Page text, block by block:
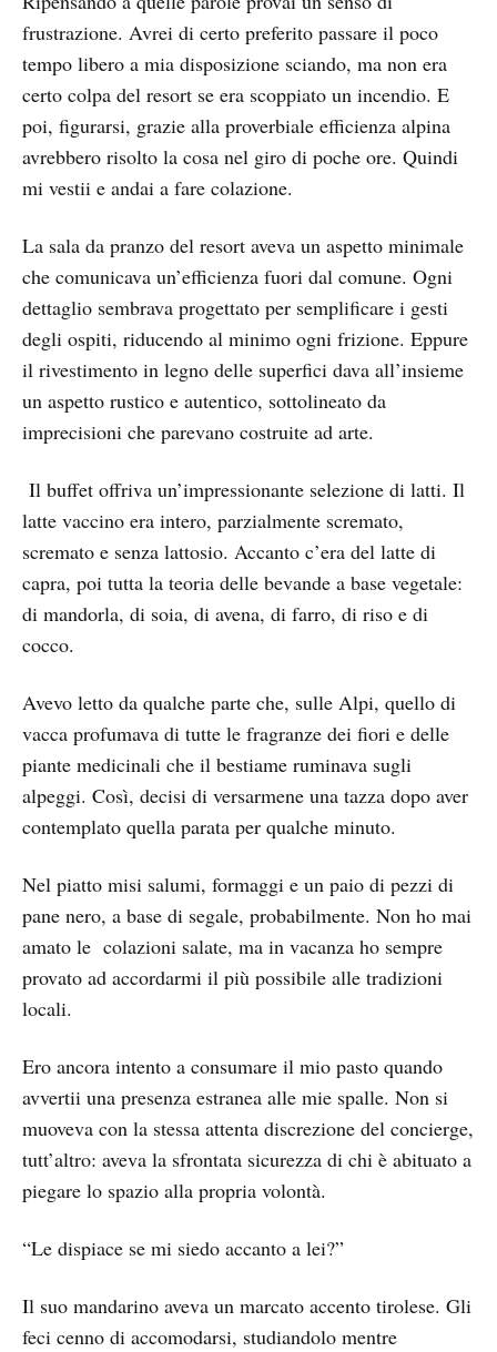
frustrazione. Avrei di certo preferito passare il poco
tempo libero a mia disposizione sciando, ma non era
certo colpa del resort se era scoppiato un incendio. E
poi, figurarsi, grazie alla proverbiale efficienza alpina
avrebbero risolto la cosa nel giro di poche ore. Quindi
mi vestii e andai a fare colazione.
La sala da pranzo del resort aveva un aspetto minimale
che comunicava un’efficienza fuori dal comune. Ogni
dettaglio sembrava progettato per semplificare i gesti
degli ospiti, riducendo al minimo ogni frizione. Eppure
il rivestimento in legno delle superfici dava all’insieme
un aspetto rustico e autentico, sottolineato da
imprecisioni che parevano costruite ad arte.
Il buffet offriva un’impressionante selezione di latti. Il
latte vaccino era intero, parzialmente scremato,
scremato e senza lattosio. Accanto c’era del latte di
capra, poi tutta la teoria delle bevande a base vegetale:
di mandorla, di soia, di avena, di farro, di riso e di
cocco.
Avevo letto da qualche parte che, sulle Alpi, quello di
vacca profumava di tutte le fragranze dei fiori e delle
piante medicinali che il bestiame ruminava sugli
alpeggi. Così, decisi di versarmene una tazza dopo aver
contemplato quella parata per qualche minuto.
Nel piatto misi salumi, formaggi e un paio di pezzi di
pane nero, a base di segale, probabilmente. Non ho mai
amato le colazioni salate, ma in vacanza ho sempre
provato ad accordarmi il più possibile alle tradizioni
locali.
Ero ancora intento a consumare il mio pasto quando
avvertii una presenza estranea alle mie spalle. Non si
muoveva con la stessa attenta discrezione del concierge,
tutt’altro: aveva la sfrontata sicurezza di chi è abituato a
piegare lo spazio alla propria volontà.
“Le dispiace se mi siedo accanto a lei?”
Il suo mandarino aveva un marcato accento tirolese. Gli
feci cenno di accomodarsi, studiandolo mentre